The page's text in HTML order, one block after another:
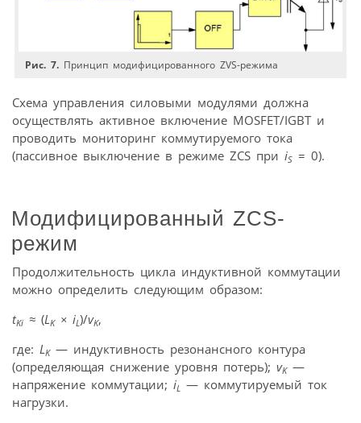
Рис. 7. Принцип модифицированного ZVS-режима
Схема управления силовыми модулями должна
осуществлять активное включение MOSFET/IGBT и
проводить мониторинг коммутируемого тока
(пассивное выключение в режиме ZСS при iS = 0).
Модифицированный ZCS-
режим
Продолжительность цикла индуктивной коммутации
можно определить следующим образом:
tKi ≈ (LK × iL)/vK,
где: LK— индуктивность резонансного контура
(определяющая снижение уровня потерь); vK—
напряжение коммутации; iL — коммутируемый ток
нагрузки.